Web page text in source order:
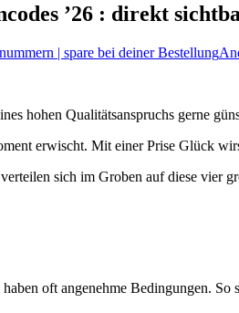
’26 : direkt
| spare bei deiner Bestellung
hohen Qualitätsanspruchs gerne
erwischt. Mit einer Prise Glück
sich im Groben auf diese vier
oft angenehme Bedingungen.